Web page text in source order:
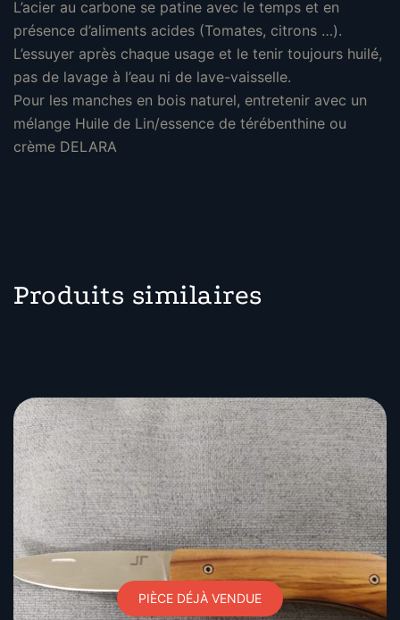
L’acier au carbone se patine avec le temps et en
présence d’aliments acides (Tomates, citrons …).
L’essuyer après chaque usage et le tenir toujours huilé,
pas de lavage à l’eau ni de lave-vaisselle.
Pour les manches en bois naturel, entretenir avec un
mélange Huile de Lin/essence de térébenthine ou
crème DELARA
Produits similaires
PIÈCE DÉJÀ VENDUE